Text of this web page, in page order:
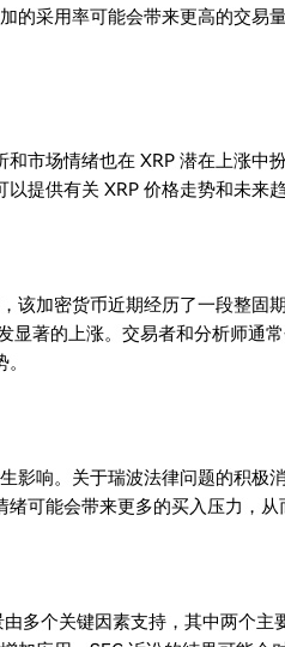
的采用率可能会带来更高的交易
市场情绪也在 XRP 潜在上涨中
提供有关 XRP 价格走势和未来趋
该加密货币近期经历了一段整固
显著的上涨。交易者和分析师通
影响。关于瑞波法律问题的积极
可能会带来更多的买入压力，从
多个关键因素支持，其中两个